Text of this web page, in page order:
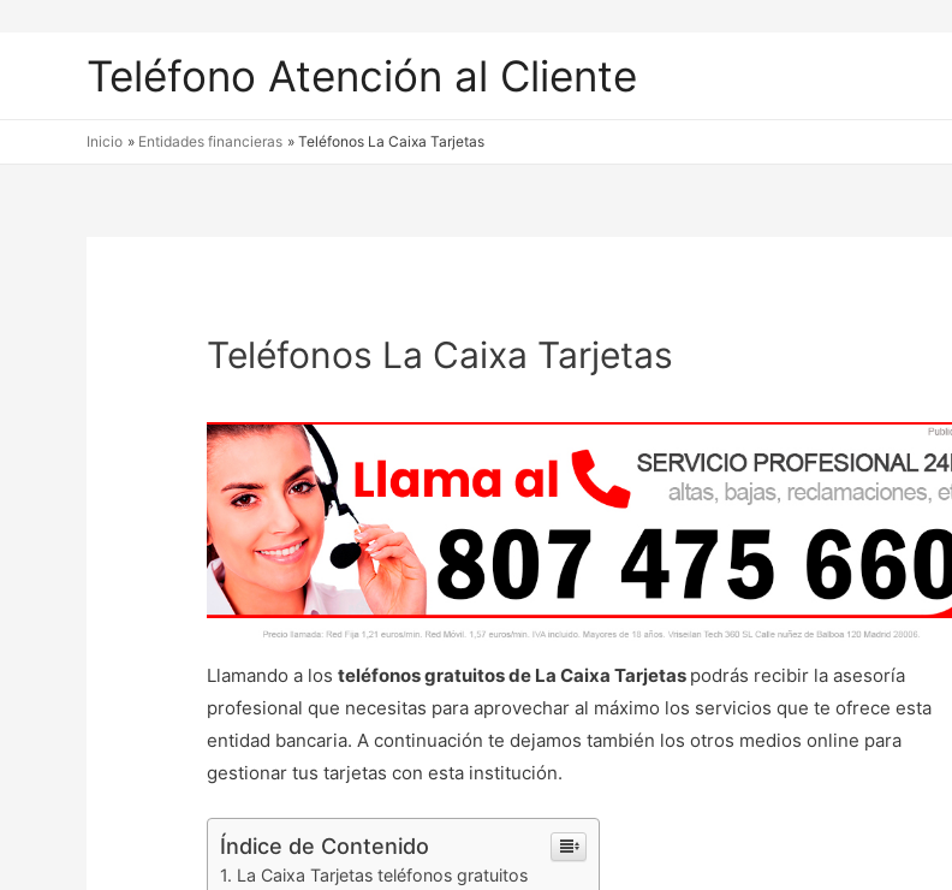
Teléfono Atención al Cliente
Inicio Entidades financieras Teléfonos La Caixa Tarjetas
Teléfonos La Caixa Tarjetas
Llamando a losteléfonos gratuitos de La Caixa Tarjetas podrás recibir la asesoría
profesional que necesitas para aprovechar al máximo los servicios que te ofrece esta
entidad bancaria. A continuación te dejamos también los otros medios online para
gestionar tus tarjetas con esta institución.
Índice de Contenido
La Caixa Tarjetas teléfonos gratuitos